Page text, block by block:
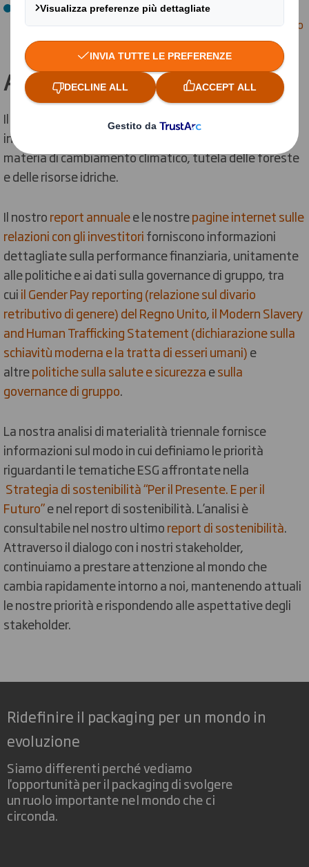
Dichiarazione di garanzia limitata indipendente
(Independent Limited Assurance Statement) per l’anno
base ricalcolato (2015)
Altri report
Il nostro resoconto annuale al CDP contiene
informazioni e analisi dettagliate di performance in
materia di cambiamento climatico, tutela delle foreste
e delle risorse idriche.
Il nostroreport annualee le nostrepagineinternet sulle
relazioni con gli investitoriforniscono informazioni
dettagliate sulla performance finanziaria, unitamente
alle politiche e ai dati sulla governance di gruppo, tra
cuiil Gender Pay reporting (relazione sul divario
retributivo di genere) del Regno Unito,il Modern Slavery
and Human Trafficking Statement (dichiarazione sulla
schiavitù moderna e la tratta di esseri umani)e
altrepolitiche sulla salute e sicurezzaesulla
governance di gruppo.
La nostra analisi di materialità triennale fornisce
informazioni sul modo in cui definiamo le priorità
riguardanti le tematiche ESG affrontate nella
Strategia di sostenibilità “Per il Presente. E per il
Futuro”e nel report di sostenibilità. L’analisi è
consultabile nel nostro ultimoreport di sostenibilità.
Attraverso il dialogo con i nostri stakeholder,
continuiamo a prestare attenzione al mondo che
cambia rapidamente intorno a noi, mantenendo attuali
le nostre priorità e rispondendo alle aspettative degli
stakeholder.
Ridefinire il packaging per un mondo in
evoluzione
Siamo differenti perché vediamo
l'opportunità per il packaging di svolgere
un ruolo importante nel mondo che ci
circonda.